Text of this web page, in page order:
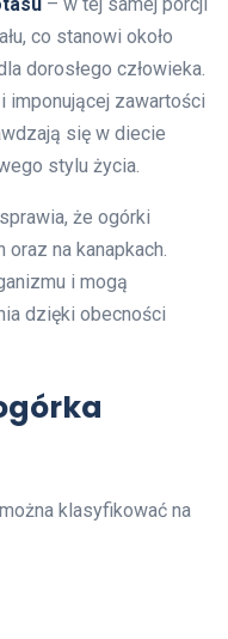
co stanowi około
dorosłego człowieka.
imponującej zawartości
się w diecie
stylu życia.
sprawia, że ogórki
oraz na kanapkach.
i mogą
dzięki obecności
można klasyfikować na